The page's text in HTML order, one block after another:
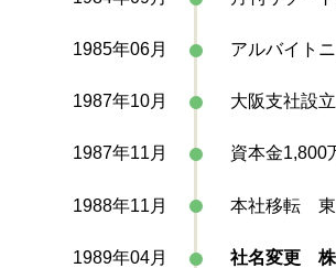
1985年06月 アルバイト
1987年10月 大阪支社設
1987年11月 資本金1,800
1988年11月 本社移転 東
1989年04月
社名変更 株